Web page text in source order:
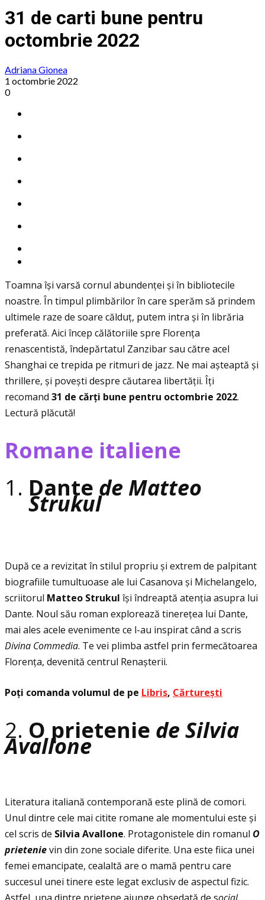
31 de carti bune pentru
octombrie 2022
Adriana Gionea
1 octombrie 2022
0
Toamna își varsă cornul abundenţei și în bibliotecile
noastre. În timpul plimbărilor în care sperăm să prindem
ultimele raze de soare călduţ, putem intra și în librăria
preferată. Aici încep călătoriile spre Florenţa
renascentistă, îndepărtatul Zanzibar sau către acel
Shanghai ce trepida pe ritmuri de jazz. Ne mai așteaptă și
thrillere, și povești despre căutarea libertăţii. Îţi
recomand 31 de cărţi bune pentru octombrie 2022.
Lectură plăcută!
Romane italiene
Dante de Matteo
Strukul
După ce a revizitat în stilul propriu și extrem de palpitant
biografiile tumultuoase ale lui Casanova și Michelangelo,
scriitorul Matteo Strukul își îndreaptă atenţia asupra lui
Dante. Noul său roman explorează tinereţea lui Dante,
mai ales acele evenimente ce l-au inspirat când a scris
Divina Commedia. Te vei plimba astfel prin fermecătoarea
Florenţa, devenită centrul Renașterii.
Poţi comanda volumul de pe Libris, Cărturești
2. O prietenie de Silvia
Avallone
Literatura italiană contemporană este plină de comori.
Unul dintre cele mai citite romane ale momentului este și
cel scris de Silvia Avallone. Protagonistele din romanul O
prietenievin din zone sociale diferite. Una este fiica unei
femei emancipate, cealaltă are o mamă pentru care
succesul unei tinere este legat exclusiv de aspectul fizic.